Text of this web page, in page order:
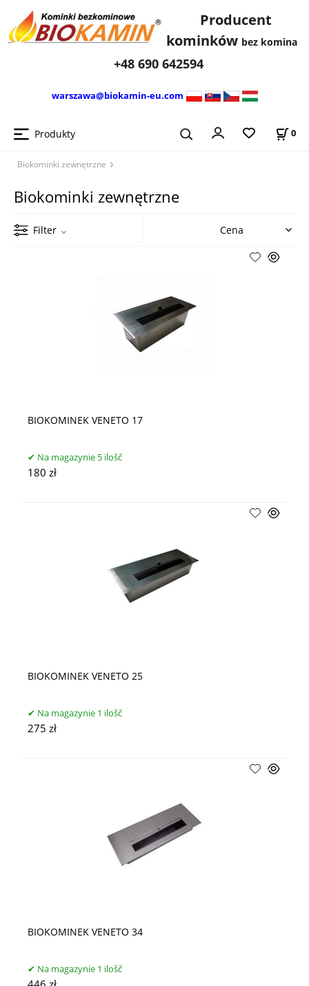
Producent
kominków bez komina
+48 690 642594
warszawa@biokamin-eu.com
Produkty 0
Biokominki zewnętrzne
Biokominki zewnętrzne
Filter
BIOKOMINEK VENETO 17
Na magazynie 5 ilošč
180 zł
BIOKOMINEK VENETO 25
Na magazynie 1 ilošč
275 zł
BIOKOMINEK VENETO 34
Na magazynie 1 ilošč